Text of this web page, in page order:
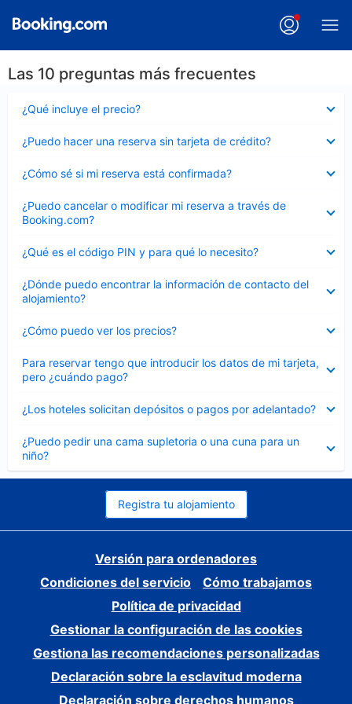
Las 10 preguntas más frecuentes
¿Qué incluye el precio?
cerrado
¿Puedo hacer una reserva sin tarjeta de crédito?
cerrado
¿Cómo sé si mi reserva está confirmada?
cerrado
¿Puedo cancelar o modificar mi reserva a través de
Booking.com?
cerrado
¿Qué es el código PIN y para qué lo necesito?
cerrado
¿Dónde puedo encontrar la información de contacto del
alojamiento?
cerrado
¿Cómo puedo ver los precios?
cerrado
Para reservar tengo que introducir los datos de mi tarjeta,
pero ¿cuándo pago?
cerrado
¿Los hoteles solicitan depósitos o pagos por adelantado?
cerrado
¿Puedo pedir una cama supletoria o una cuna para un
niño?
cerrado
Registra tu alojamiento
Versión para ordenadores
Condiciones del servicio
Cómo trabajamos
Política de privacidad
Gestionar la configuración de las cookies
Gestiona las recomendaciones personalizadas
Declaración sobre la esclavitud moderna
Declaración sobre derechos humanos